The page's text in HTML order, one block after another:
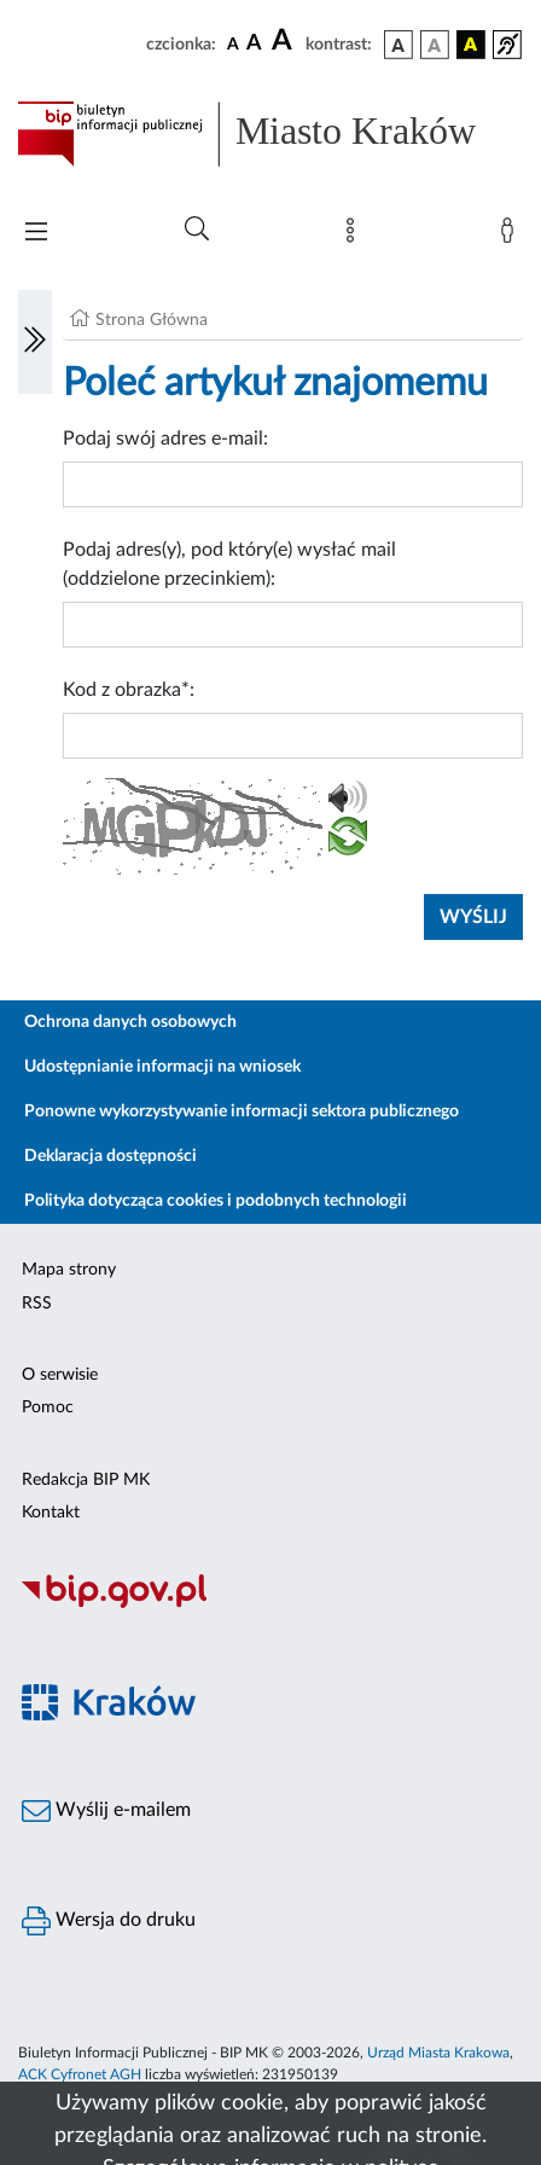
Używamy plików cookie, aby poprawić jakość
przeglądania oraz analizować ruch na stronie.
czcionka: A A A kontrast:
Miasto Kraków
Strona Główna
Poleć artykuł znajomemu
Podaj swój adres e-mail:
Podaj adres(y), pod który(e) wysłać mail
(oddzielone przecinkiem):
Kod z obrazka*:
Ochrona danych osobowych
Udostępnianie informacji na wniosek
Ponowne wykorzystywanie informacji sektora publicznego
Deklaracja dostępności
Polityka dotycząca cookies i podobnych technologii
Mapa strony
RSS
O serwisie
Pomoc
Redakcja BIP MK
Kontakt
Wyślij e-mailem
Wersja do druku
Biuletyn Informacji Publicznej - BIP MK © 2003-2026, Urząd Miasta Krakowa,
ACK Cyfronet AGH
liczba wyświetleń: 231950139